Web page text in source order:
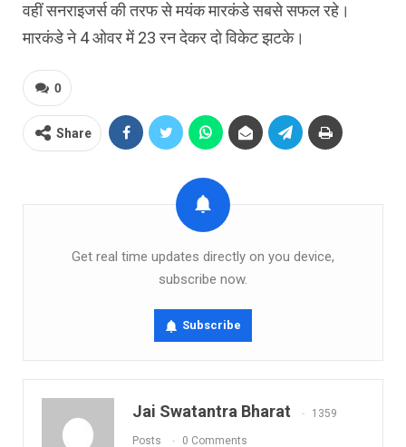
वहीं सनराइजर्स की तरफ से मयंक मारकंडे सबसे सफल रहे।
मारकंडे ने 4 ओवर में 23 रन देकर दो विकेट झटके।
0
Share
Get real time updates directly on you device,
subscribe now.
Subscribe
Jai Swatantra Bharat 1359
Posts 0 Comments